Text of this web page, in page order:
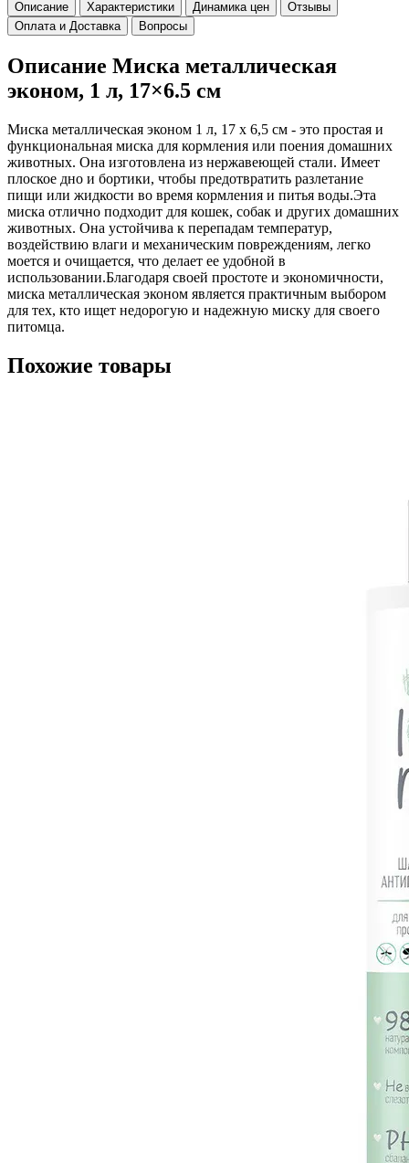
Описание Характеристики Динамика цен
Отзывы
Оплата и Доставка
Вопросы
Описание Миска металлическая
эконом, 1 л, 17×6.5 см
Миска металлическая эконом 1 л, 17 х 6,5 см - это простая и
функциональная миска для кормления или поения домашних
животных. Она изготовлена из нержавеющей стали. Имеет
плоское дно и бортики, чтобы предотвратить разлетание
пищи или жидкости во время кормления и питья воды.Эта
миска отлично подходит для кошек, собак и других домашних
животных. Она устойчива к перепадам температур,
воздействию влаги и механическим повреждениям, легко
моется и очищается, что делает ее удобной в
использовании.Благодаря своей простоте и экономичности,
миска металлическая эконом является практичным выбором
для тех, кто ищет недорогую и надежную миску для своего
питомца.
Похожие товары